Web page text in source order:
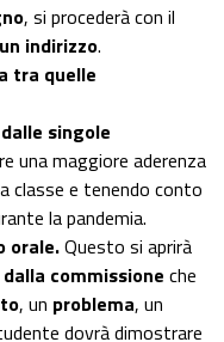
, si procederà con il
indirizzo.
tra quelle
singole
una maggiore aderenza
e tenendo conto
la pandemia.
orale.Questo si aprirà
commissione che
, un problema, un
dovrà dimostrare